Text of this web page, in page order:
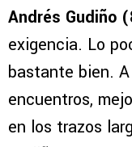
Andrés Gudiño
exigencia. Lo
bastante bien.
encuentros,
en los trazos